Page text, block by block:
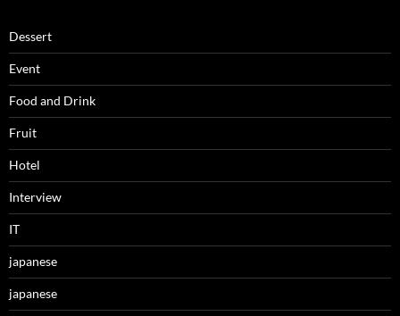
Dessert
Event
Food and Drink
Fruit
Hotel
Interview
IT
japanese
japanese